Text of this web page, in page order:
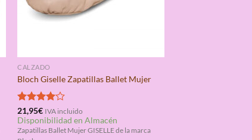
CALZADO
Bloch Giselle Zapatillas Ballet Mujer
Valorado
con4.00
de 5
21,95€ IVA incluido
Disponibilidad en Almacén
Zapatillas Ballet Mujer GISELLE de la marca